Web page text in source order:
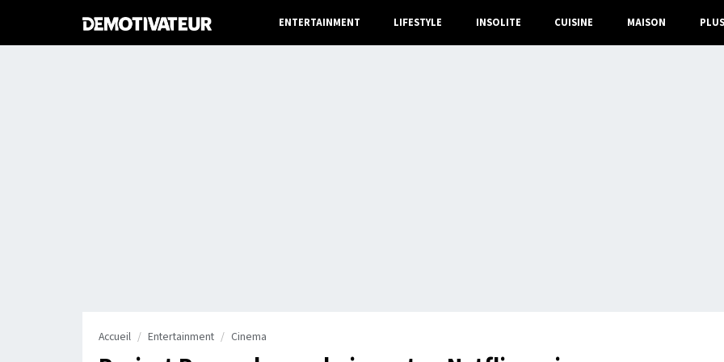
ENTERTAINMENT LIFESTYLE INSOLITE CUISINE MAISON PLUS
Accueil Entertainment Cinema